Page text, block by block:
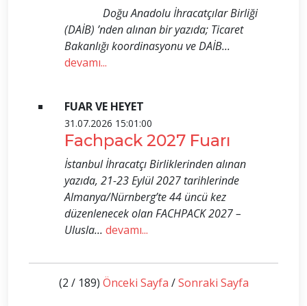
Doğu Anadolu İhracatçılar Birliği
(DAİB) ’nden alınan bir yazıda; Ticaret
Bakanlığı koordinasyonu ve DAİB...
devamı...
FUAR VE HEYET
31.07.2026 15:01:00
Fachpack 2027 Fuarı
İstanbul İhracatçı Birliklerinden alınan
yazıda, 21-23 Eylül 2027 tarihlerinde
Almanya/Nürnberg’te 44 üncü kez
düzenlenecek olan FACHPACK 2027 –
Ulusla... devamı...
(2 / 189) Önceki Sayfa /Sonraki Sayfa